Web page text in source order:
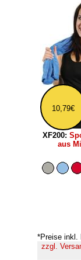
10,79€
XF200:
aus
*Preise inkl.
zzgl.